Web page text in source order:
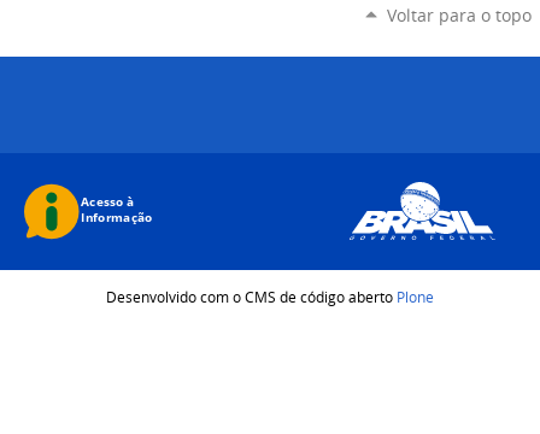
Voltar para o topo
Desenvolvido com o CMS de código aberto Plone